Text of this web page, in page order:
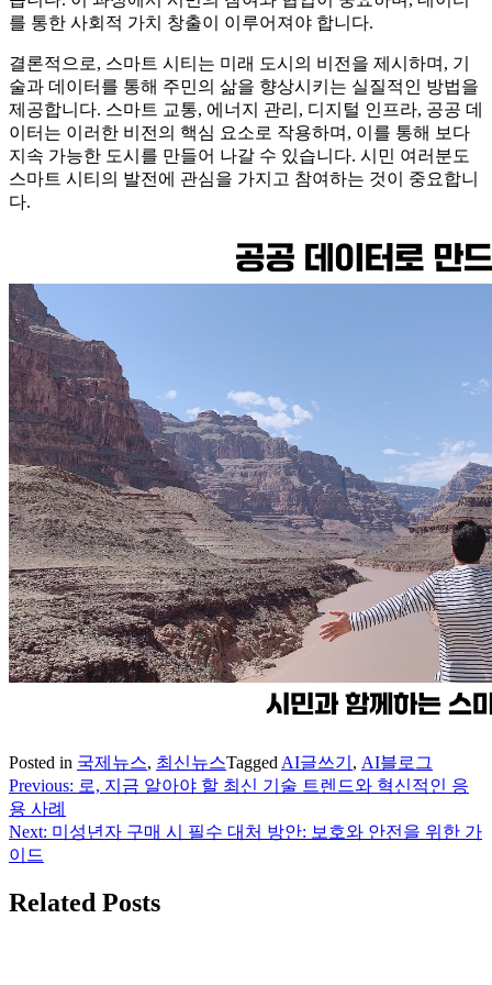
를 통한 사회적 가치 창출이 이루어져야 합니다.
결론적으로, 스마트 시티는 미래 도시의 비전을 제시하며, 기
술과 데이터를 통해 주민의 삶을 향상시키는 실질적인 방법을
제공합니다. 스마트 교통, 에너지 관리, 디지털 인프라, 공공 데
이터는 이러한 비전의 핵심 요소로 작용하며, 이를 통해 보다
지속 가능한 도시를 만들어 나갈 수 있습니다. 시민 여러분도
스마트 시티의 발전에 관심을 가지고 참여하는 것이 중요합니
다.
Posted in 국제뉴스, 최신뉴스Tagged AI글쓰기 , AI블로그
글
탐
색
Previous: 로, 지금 알아야 할 최신 기술 트렌드와 혁신적인 응
용 사례
Next: 미성년자 구매 시 필수 대처 방안: 보호와 안전을 위한 가
이드
Related Posts